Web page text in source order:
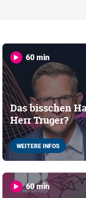
60 min
Das bisschen
Herr Truger?
WEITERE INFOS
60 min